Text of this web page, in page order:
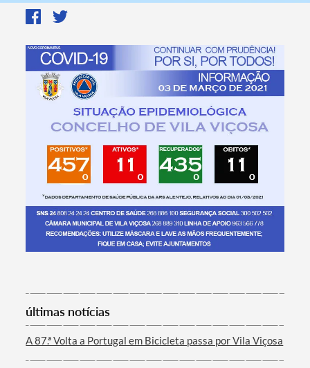
últimas notícias
A 87.ª Volta a Portugal em Bicicleta passa por Vila Viçosa